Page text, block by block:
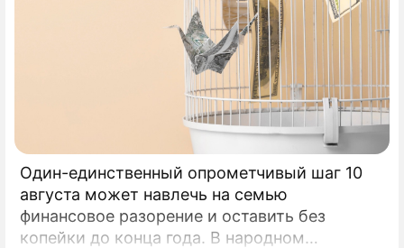
Один-единственный опрометчивый шаг 10
августа может навлечь на семью
финансовое разорение и оставить без
копейки до конца года. В народном